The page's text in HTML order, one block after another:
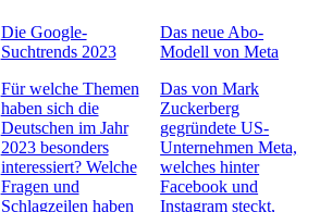
Die Google-
Suchtrends 2023
Für welche Themen
haben sich die
Deutschen im Jahr
2023 besonders
interessiert? Welche
Fragen und
Schlagzeilen haben
Das neue Abo-
Modell von Meta
Das von Mark
Zuckerberg
gegründete US-
Unternehmen Meta,
welches hinter
Facebook und
Instagram steckt,